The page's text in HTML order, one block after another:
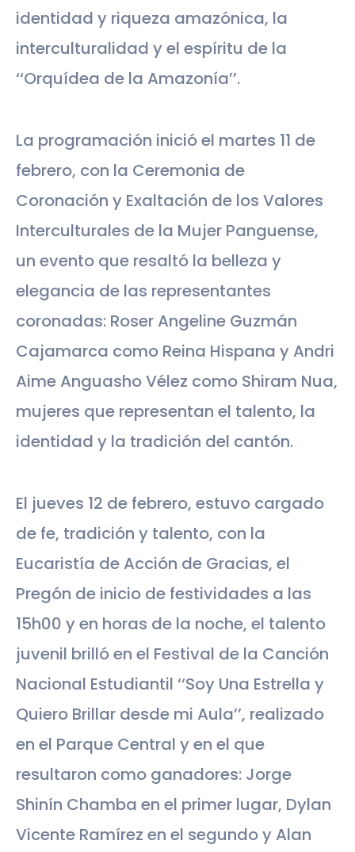
identidad y riqueza amazónica, la
interculturalidad y el espíritu de la
‘‘Orquídea de la Amazonía’’.
La programación inició el martes 11 de
febrero, con la Ceremonia de
Coronación y Exaltación de los Valores
Interculturales de la Mujer Panguense,
un evento que resaltó la belleza y
elegancia de las representantes
coronadas: Roser Angeline Guzmán
Cajamarca como Reina Hispana y Andri
Aime Anguasho Vélez como Shiram Nua,
mujeres que representan el talento, la
identidad y la tradición del cantón.
El jueves 12 de febrero, estuvo cargado
de fe, tradición y talento, con la
Eucaristía de Acción de Gracias, el
Pregón de inicio de festividades a las
15h00 y en horas de la noche, el talento
juvenil brilló en el Festival de la Canción
Nacional Estudiantil ‘‘Soy Una Estrella y
Quiero Brillar desde mi Aula’’, realizado
en el Parque Central y en el que
resultaron como ganadores: Jorge
Shinín Chamba en el primer lugar, Dylan
Vicente Ramírez en el segundo y Alan